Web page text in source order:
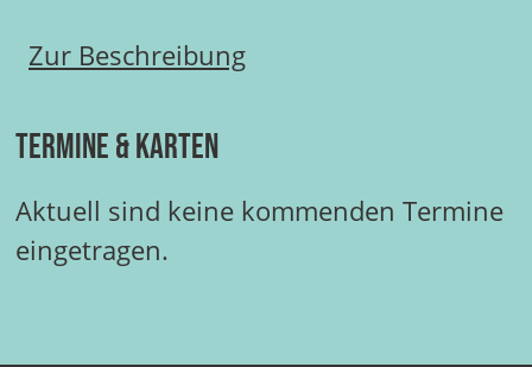
Zur Beschreibung
Termine & Karten
Aktuell sind keine kommenden Termine
eingetragen.